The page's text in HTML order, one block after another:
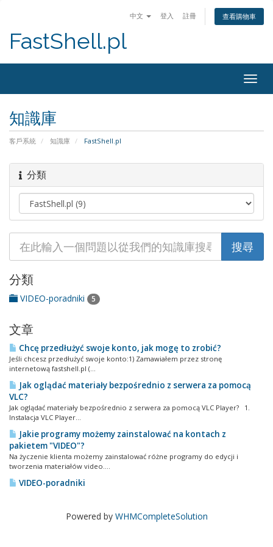
中文 登入 註冊 查看購物車
FastShell.pl
知識庫
客戶系統 知識庫 FastShell.pl
分類
分類
VIDEO-poradniki 5
文章
Chcę przedłużyć swoje konto, jak mogę to zrobić?
Jeśli chcesz przedłużyć swoje konto:1) Zamawiałem przez stronę
internetową fastshell.pl (...
Jak oglądać materiały bezpośrednio z serwera za pomocą
VLC?
Jak oglądać materiały bezpośrednio z serwera za pomocą VLC Player? 1.
Instalacja VLC Player...
Jakie programy możemy zainstalować na kontach z
pakietem "VIDEO"?
Na życzenie klienta możemy zainstalować różne programy do edycji i
tworzenia materiałów video....
VIDEO-poradniki
Powered by WHMCompleteSolution